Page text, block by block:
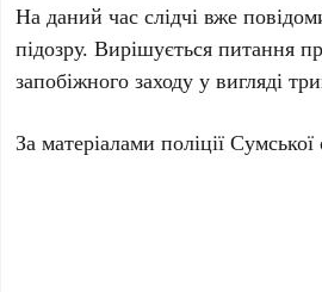
На даний час слідчі вже
підозру. Вирішується питання
запобіжного заходу у вигляді
За матеріалами поліції Сумської